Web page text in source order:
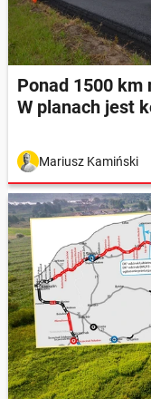
Ponad 1500 km
W planach jest
Mariusz Kamiński